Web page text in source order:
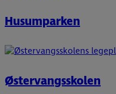
Husumparken
Østervangsskolen